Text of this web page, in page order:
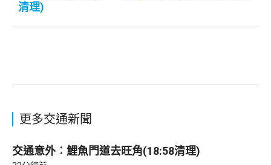
清理)
更多交通新聞
交通意外︰鯉魚門道去旺角(18:58清理)